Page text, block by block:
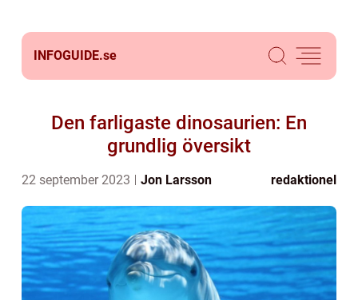
INFOGUIDE.se
Den farligaste dinosaurien: En
grundlig översikt
22 september 2023 Jon Larsson redaktionel